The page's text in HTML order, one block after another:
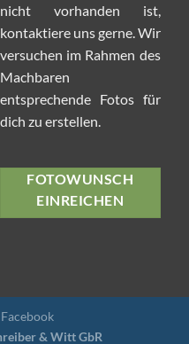
nicht vorhanden ist,
kontaktiere uns gerne. Wir
versuchen im Rahmen des
Machbaren
entsprechende Fotos für
dich zu erstellen.
FOTOWUNSCH
EINREICHEN
& Witt GbR